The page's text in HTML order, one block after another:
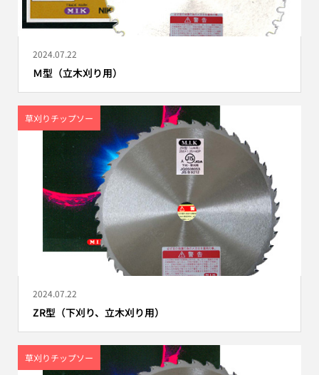
2024.07.22
Ｍ型（立木刈り用）
2024.07.22
ZR型（下刈り、立木刈り用）
草刈りチップソー
草刈りチップソー